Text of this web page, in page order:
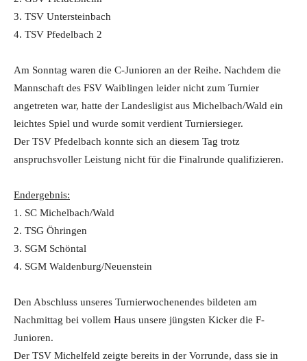
3. TSV Untersteinbach
4. TSV Pfedelbach 2
Am Sonntag waren die C-Junioren an der Reihe. Nachdem die
Mannschaft des FSV Waiblingen leider nicht zum Turnier
angetreten war, hatte der Landesligist aus Michelbach/Wald ein
leichtes Spiel und wurde somit verdient Turniersieger.
Der TSV Pfedelbach konnte sich an diesem Tag trotz
anspruchsvoller Leistung nicht für die Finalrunde qualifizieren.
Endergebnis:
1. SC Michelbach/Wald
2. TSG Öhringen
3. SGM Schöntal
4. SGM Waldenburg/Neuenstein
Den Abschluss unseres Turnierwochenendes bildeten am
Nachmittag bei vollem Haus unsere jüngsten Kicker die F-
Junioren.
Der TSV Michelfeld zeigte bereits in der Vorrunde, dass sie in